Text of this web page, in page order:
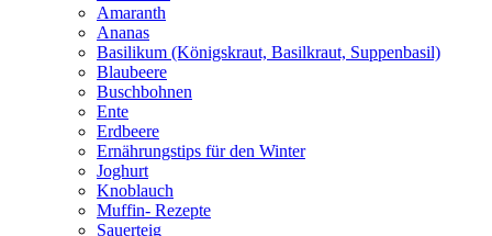
Amaranth
Ananas
Basilikum (Königskraut, Basilkraut, Suppenbasil)
Blaubeere
Buschbohnen
Ente
Erdbeere
Ernährungstips für den Winter
Joghurt
Knoblauch
Muffin- Rezepte
Sauerteig